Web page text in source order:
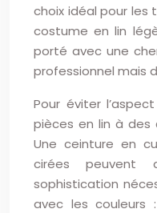
choix idéal pour les
costume en lin
porté avec une
professionnel mais
Pour éviter
pièces en lin à des
Une ceinture en
cirées peuvent
sophistication
avec les couleurs